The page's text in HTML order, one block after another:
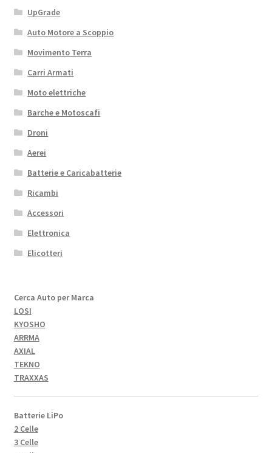
UpGrade
Auto Motore a Scoppio
Movimento Terra
Carri Armati
Moto elettriche
Barche e Motoscafi
Droni
Aerei
Batterie e Caricabatterie
Ricambi
Accessori
Elettronica
Elicotteri
Cerca Auto per Marca
LOSI
KYOSHO
ARRMA
AXIAL
TEKNO
TRAXXAS
Batterie LiPo
2 Celle
3 Celle